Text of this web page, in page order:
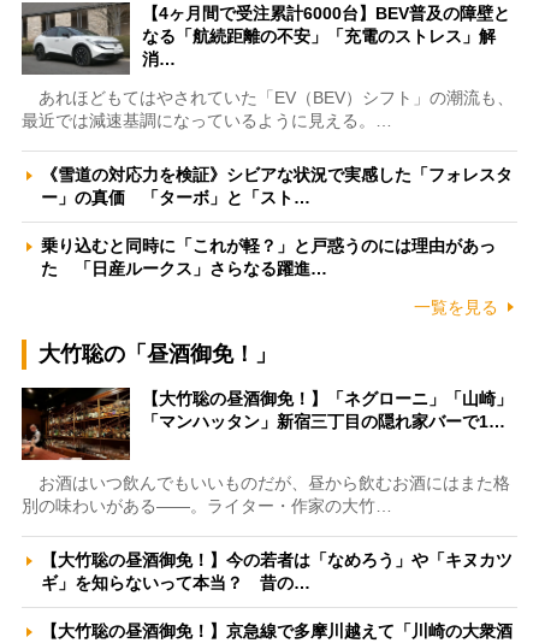
【4ヶ月間で受注累計6000台】BEV普及の障壁と
なる「航続距離の不安」「充電のストレス」解
消…
あれほどもてはやされていた「EV（BEV）シフト」の潮流も、
最近では減速基調になっているように見える。…
《雪道の対応力を検証》シビアな状況で実感した「フォレスタ
ー」の真価 「ターボ」と「スト…
乗り込むと同時に「これが軽？」と戸惑うのには理由があっ
た 「日産ルークス」さらなる躍進…
一覧を見る
大竹聡の「昼酒御免！」
【大竹聡の昼酒御免！】「ネグローニ」「山崎」
「マンハッタン」新宿三丁目の隠れ家バーで1…
お酒はいつ飲んでもいいものだが、昼から飲むお酒にはまた格
別の味わいがある――。ライター・作家の大竹…
【大竹聡の昼酒御免！】今の若者は「なめろう」や「キヌカツ
ギ」を知らないって本当？ 昔の…
【大竹聡の昼酒御免！】京急線で多摩川越えて「川崎の大衆酒